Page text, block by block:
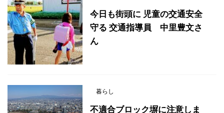
今日も街頭に 児童の交通安全
守る 交通指導員 中里豊文さ
ん
暮らし
不適合ブロック塀に注意しま